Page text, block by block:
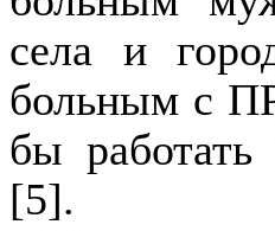
села и
больным с
бы
[5].